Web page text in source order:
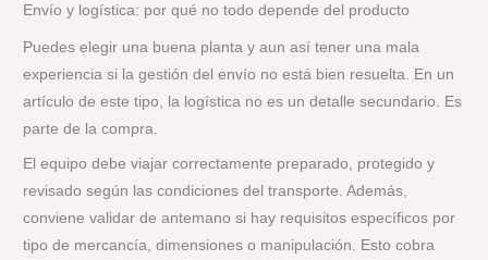
Envío y logística: por qué no todo depende del producto
Puedes elegir una buena planta y aun así tener una mala
experiencia si la gestión del envío no está bien resuelta. En un
artículo de este tipo, la logística no es un detalle secundario. Es
parte de la compra.
El equipo debe viajar correctamente preparado, protegido y
revisado según las condiciones del transporte. Además,
conviene validar de antemano si hay requisitos específicos por
tipo de mercancía, dimensiones o manipulación. Esto cobra